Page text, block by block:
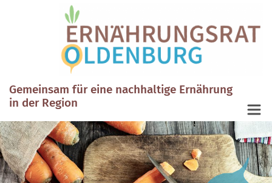
Gemeinsam für eine nachhaltige Ernährung
in der Region